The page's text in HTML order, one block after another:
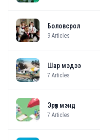
Боловсрол
9 Articles
Шар мэдээ
7 Articles
Эрүүл мэнд
7 Articles